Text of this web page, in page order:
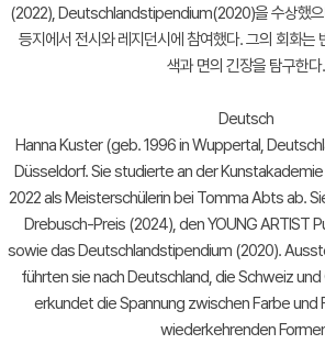
(2022), Deutschlandstipendium(2020)을 수상했으
등지에서 전시와 레지던시에 참여했다. 그의 회화는
색과 면의 긴장을 탐구한다.
Deutsch
Hanna Kuster (geb. 1996 in Wuppertal,
Düsseldorf. Sie studierte an der
2022 als Meisterschülerin bei Tomma Abts ab.
Drebusch-Preis (2024), den YOUNG ARTIST
sowie das Deutschlandstipendium (2020).
führten sie nach Deutschland, die Schweiz und
erkundet die Spannung zwischen Farbe und
wiederkehrenden